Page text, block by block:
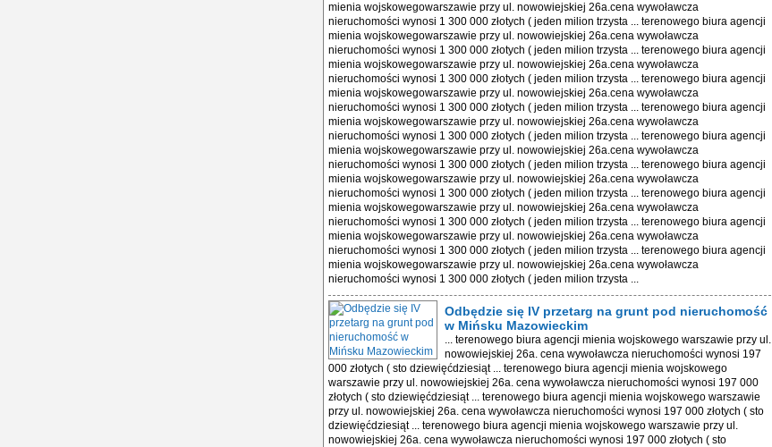
mienia wojskowegowarszawie przy ul. nowowiejskiej 26a.cena wywoławcza
nieruchomości wynosi 1 300 000 złotych ( jeden milion trzysta ... terenowego biura agencji
mienia wojskowegowarszawie przy ul. nowowiejskiej 26a.cena wywoławcza
nieruchomości wynosi 1 300 000 złotych ( jeden milion trzysta ... terenowego biura agencji
mienia wojskowegowarszawie przy ul. nowowiejskiej 26a.cena wywoławcza
nieruchomości wynosi 1 300 000 złotych ( jeden milion trzysta ... terenowego biura agencji
mienia wojskowegowarszawie przy ul. nowowiejskiej 26a.cena wywoławcza
nieruchomości wynosi 1 300 000 złotych ( jeden milion trzysta ... terenowego biura agencji
mienia wojskowegowarszawie przy ul. nowowiejskiej 26a.cena wywoławcza
nieruchomości wynosi 1 300 000 złotych ( jeden milion trzysta ... terenowego biura agencji
mienia wojskowegowarszawie przy ul. nowowiejskiej 26a.cena wywoławcza
nieruchomości wynosi 1 300 000 złotych ( jeden milion trzysta ... terenowego biura agencji
mienia wojskowegowarszawie przy ul. nowowiejskiej 26a.cena wywoławcza
nieruchomości wynosi 1 300 000 złotych ( jeden milion trzysta ... terenowego biura agencji
mienia wojskowegowarszawie przy ul. nowowiejskiej 26a.cena wywoławcza
nieruchomości wynosi 1 300 000 złotych ( jeden milion trzysta ... terenowego biura agencji
mienia wojskowegowarszawie przy ul. nowowiejskiej 26a.cena wywoławcza
nieruchomości wynosi 1 300 000 złotych ( jeden milion trzysta ... terenowego biura agencji
mienia wojskowegowarszawie przy ul. nowowiejskiej 26a.cena wywoławcza
nieruchomości wynosi 1 300 000 złotych ( jeden milion trzysta ...
Odbędzie się IV przetarg na grunt pod nieruchomość
w Mińsku Mazowieckim
... terenowego biura agencji mienia wojskowego warszawie przy ul.
nowowiejskiej 26a. cena wywoławcza nieruchomości wynosi 197
000 złotych ( sto dziewięćdziesiąt ... terenowego biura agencji mienia wojskowego
warszawie przy ul. nowowiejskiej 26a. cena wywoławcza nieruchomości wynosi 197 000
złotych ( sto dziewięćdziesiąt ... terenowego biura agencji mienia wojskowego warszawie
przy ul. nowowiejskiej 26a. cena wywoławcza nieruchomości wynosi 197 000 złotych ( sto
dziewięćdziesiąt ... terenowego biura agencji mienia wojskowego warszawie przy ul.
nowowiejskiej 26a. cena wywoławcza nieruchomości wynosi 197 000 złotych ( sto